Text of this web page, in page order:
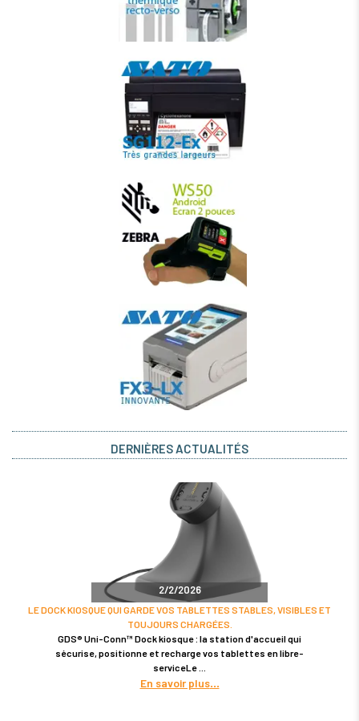
DERNIÈRES ACTUALITÉS
2/2/2026
LE DOCK KIOSQUE QUI GARDE VOS TABLETTES STABLES, VISIBLES ET
TOUJOURS CHARGÉES.
GDS® Uni-Conn™ Dock kiosque : la station d'accueil qui
sécurise, positionne et recharge vos tablettes en libre-
serviceLe
En savoir plus